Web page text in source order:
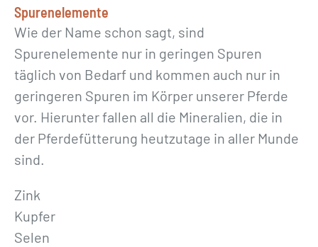
Spurenelemente
Wie der Name schon sagt, sind
Spurenelemente nur in geringen Spuren
täglich von Bedarf und kommen auch nur in
geringeren Spuren im Körper unserer Pferde
vor. Hierunter fallen all die Mineralien, die in
der Pferdefütterung heutzutage in aller Munde
sind.
Zink
Kupfer
Selen